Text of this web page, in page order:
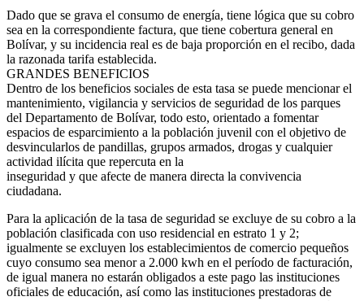
Dado que se grava el consumo de energía, tiene lógica que su cobro
sea en la correspondiente factura, que tiene cobertura general en
Bolívar, y su incidencia real es de baja proporción en el recibo, dada
la razonada tarifa establecida.
GRANDES BENEFICIOS
Dentro de los beneficios sociales de esta tasa se puede mencionar el
mantenimiento, vigilancia y servicios de seguridad de los parques
del Departamento de Bolívar, todo esto, orientado a fomentar
espacios de esparcimiento a la población juvenil con el objetivo de
desvincularlos de pandillas, grupos armados, drogas y cualquier
actividad ilícita que repercuta en la
inseguridad y que afecte de manera directa la convivencia
ciudadana.
Para la aplicación de la tasa de seguridad se excluye de su cobro a la
población clasificada con uso residencial en estrato 1 y 2;
igualmente se excluyen los establecimientos de comercio pequeños
cuyo consumo sea menor a 2.000 kwh en el período de facturación,
de igual manera no estarán obligados a este pago las instituciones
oficiales de educación, así como las instituciones prestadoras de